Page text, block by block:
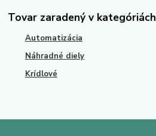
Tovar zaradený v kategóriách
Automatizácia
Náhradné diely
Krídlové